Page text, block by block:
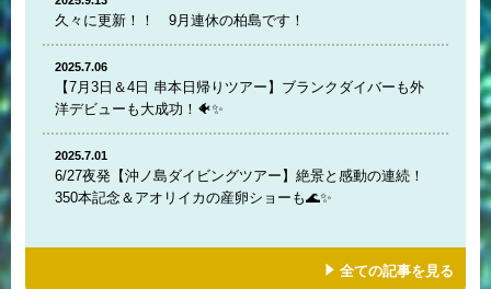
久々に更新！！ 9月連休の柏島です！
2025.7.06
【7月3日＆4日 串本日帰りツアー】ブランクダイバーも外
洋デビューも大成功！🐠✨
2025.7.01
6/27夜発【沖ノ島ダイビングツアー】絶景と感動の連続！
350本記念＆アオリイカの産卵ショーも🌊✨
全ての記事を見る